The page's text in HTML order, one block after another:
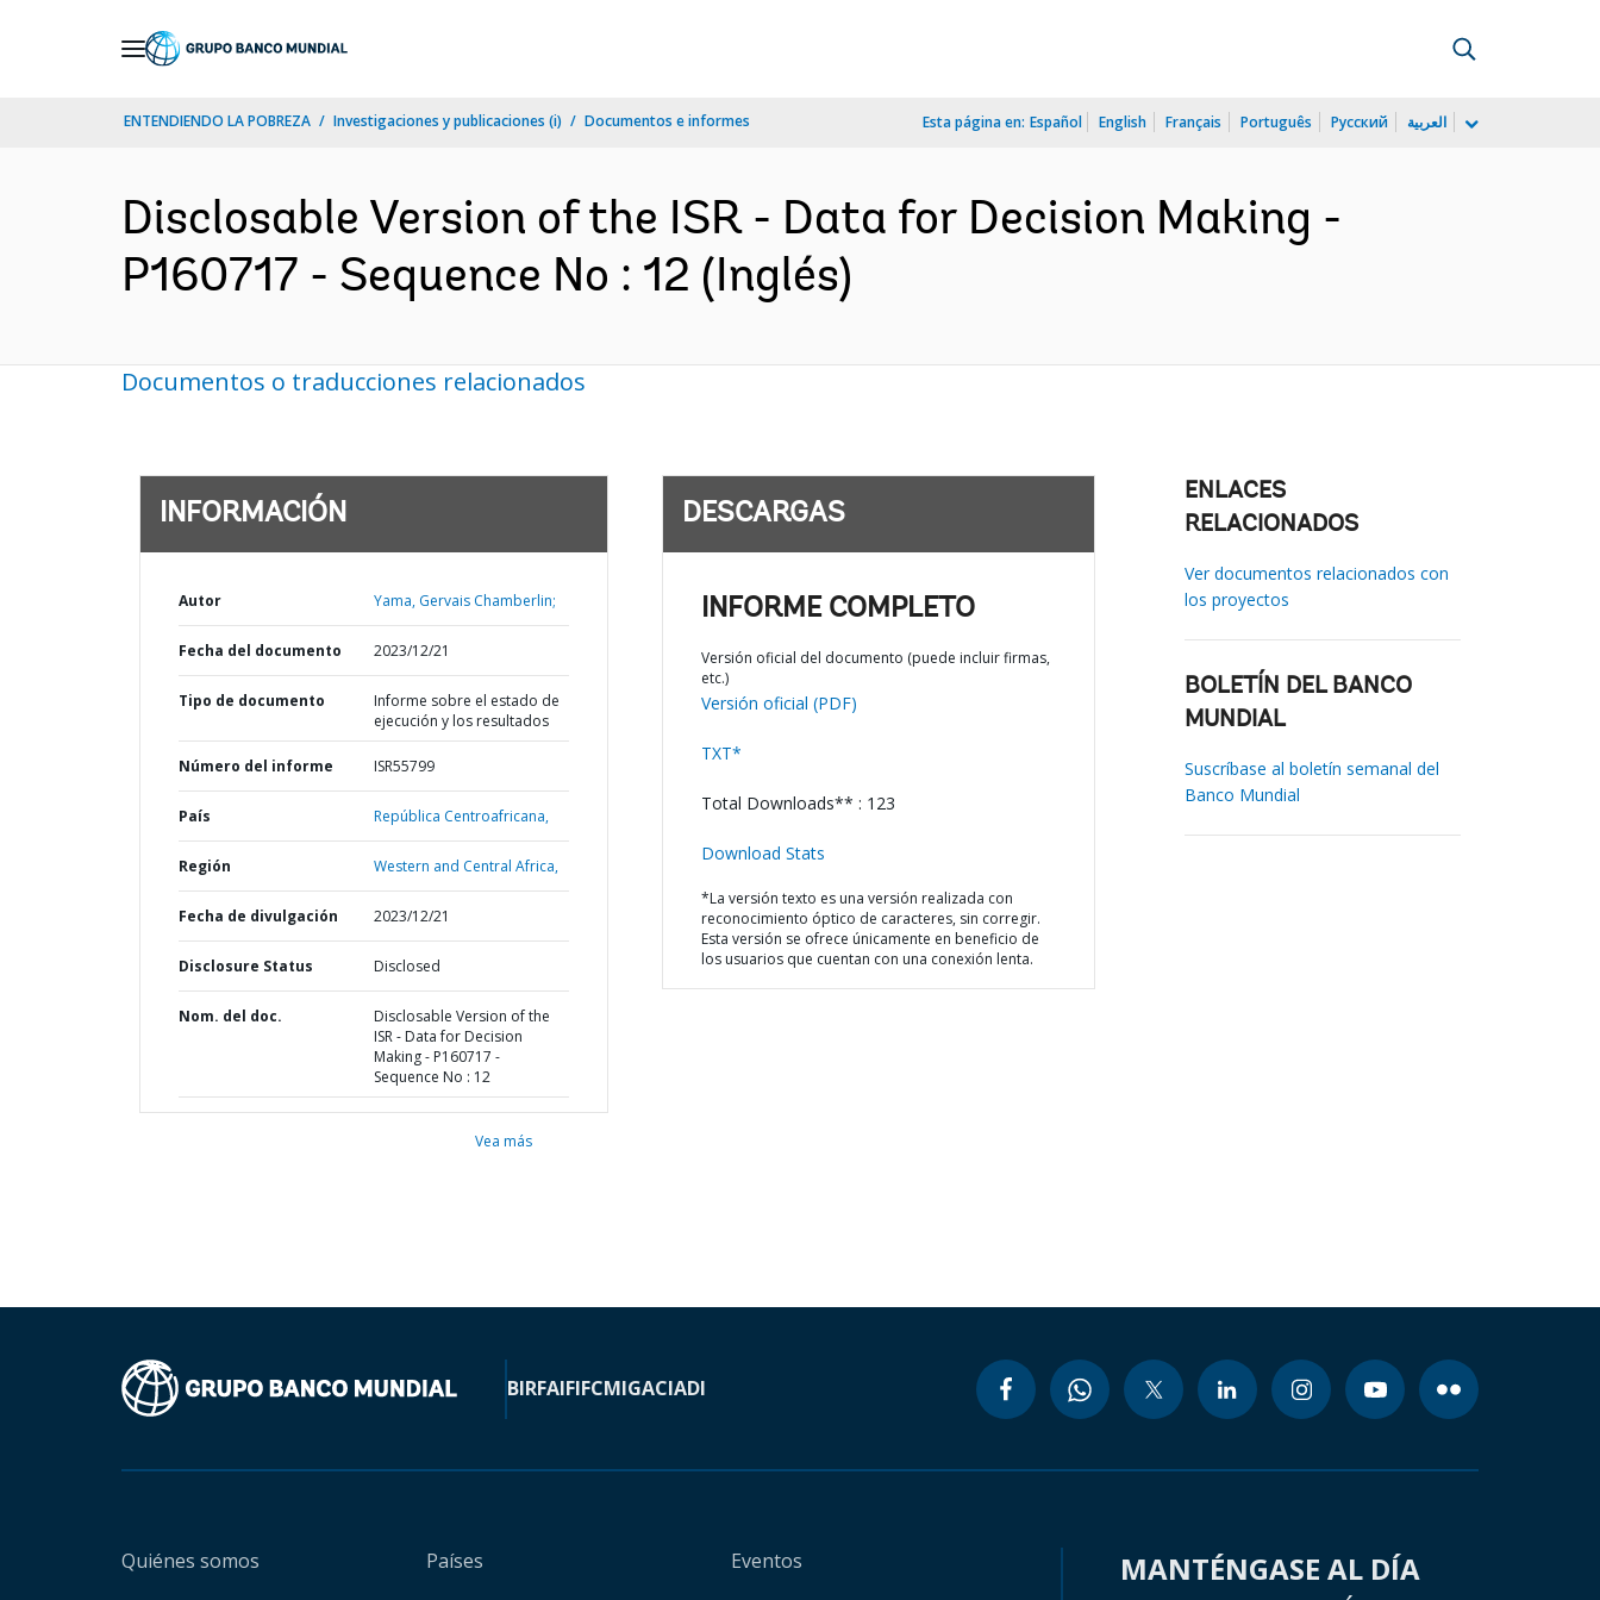
ENTENDIENDO LA POBREZA Investigaciones y publicaciones (i) Documentos e informes Esta página en: Español English Français Português Русский العربية
Disclosable Version of the ISR - Data for Decision Making -
P160717 - Sequence No : 12 (Inglés)
Documentos o traducciones relacionados
INFORMACIÓN
Autor Yama, Gervais Chamberlin;
Fecha del documento 2023/12/21
Tipo de documento
Informe sobre el estado de
ejecución y los resultados
Número del informe ISR55799
País República Centroafricana,
Región Western and Central Africa,
Fecha de divulgación 2023/12/21
Disclosure Status Disclosed
Nom. del doc.
Disclosable Version of the
ISR - Data for Decision
Making - P160717 -
Sequence No : 12
Vea más
DESCARGAS
INFORME COMPLETO
Versión oficial del documento (puede incluir firmas,
etc.)
Versión oficial (PDF)
TXT*
Total Downloads** : 123
Download Stats
*La versión texto es una versión realizada con
reconocimiento óptico de caracteres, sin corregir.
Esta versión se ofrece únicamente en beneficio de
los usuarios que cuentan con una conexión lenta.
ENLACES
RELACIONADOS
Ver documentos relacionados con
los proyectos
BOLETÍN DEL BANCO
MUNDIAL
Suscríbase al boletín semanal del
Banco Mundial
BIRFAIFIFCMIGACIADI
Quiénes somos
Países
Eventos
MANTÉNGASE AL DÍA